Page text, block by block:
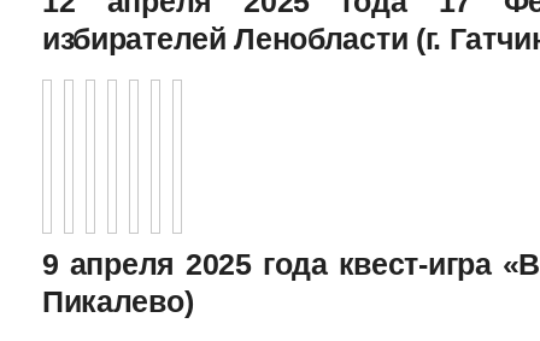
избирателей Ленобласти (г.
9 апреля 2025 года квест-игра
Пикалево)